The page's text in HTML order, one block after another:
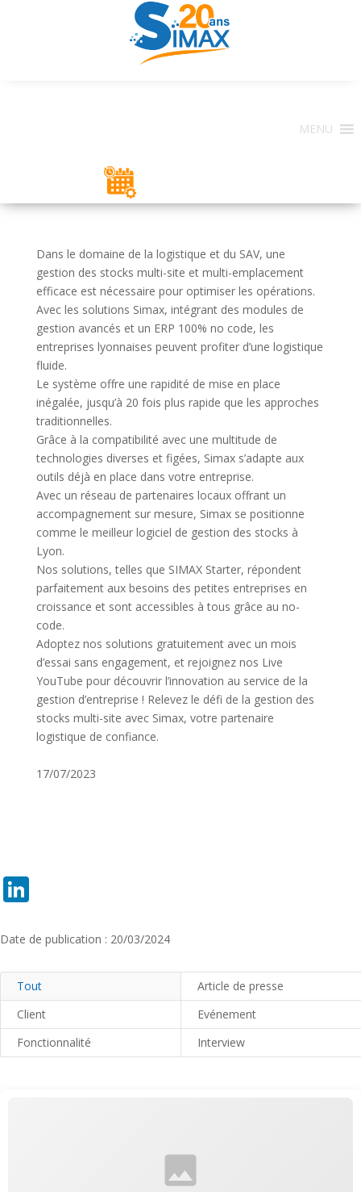
MENU
Dans le domaine de la logistique et du SAV, une
gestion des stocks multi-site et multi-emplacement
efficace est nécessaire pour optimiser les opérations.
Avec les solutions Simax, intégrant des modules de
gestion avancés et un ERP 100% no code, les
entreprises lyonnaises peuvent profiter d’une logistique
fluide.
Le système offre une rapidité de mise en place
inégalée, jusqu’à 20 fois plus rapide que les approches
traditionnelles.
Grâce à la compatibilité avec une multitude de
technologies diverses et figées, Simax s’adapte aux
outils déjà en place dans votre entreprise.
Avec un réseau de partenaires locaux offrant un
accompagnement sur mesure, Simax se positionne
comme le meilleur logiciel de gestion des stocks à
Lyon.
Nos solutions, telles que SIMAX Starter, répondent
parfaitement aux besoins des petites entreprises en
croissance et sont accessibles à tous grâce au no-
code.
Adoptez nos solutions gratuitement avec un mois
d’essai sans engagement, et rejoignez nos Live
YouTube pour découvrir l’innovation au service de la
gestion d’entreprise ! Relevez le défi de la gestion des
stocks multi-site avec Simax, votre partenaire
logistique de confiance.
17/07/2023
Date de publication : 20/03/2024
Tout
Article de presse
Client
Evénement
Fonctionnalité
Interview